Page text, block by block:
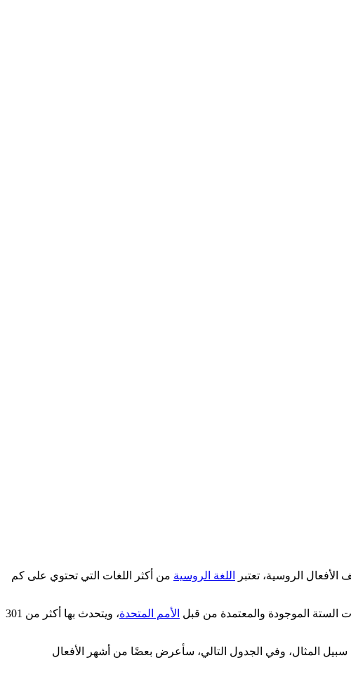
الروسية، تعتبر اللغة الروسية من أكثر اللغات التي تحتوي على كم
الأمم المتحدة
، ويتحدث بها أكثر من 301
المثال، وفي الجدول التالي، سأعرض بعضًا من أشهر الأفعال